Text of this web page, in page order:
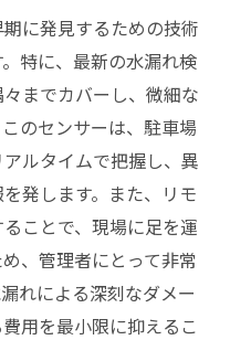
に発見するための技術
特に、最新の水漏れ検
までカバーし、微細な
のセンサーは、駐車場
ルタイムで把握し、異
発します。また、リモ
ことで、現場に足を運
、管理者にとって非常
れによる深刻なダメー
用を最小限に抑えるこ